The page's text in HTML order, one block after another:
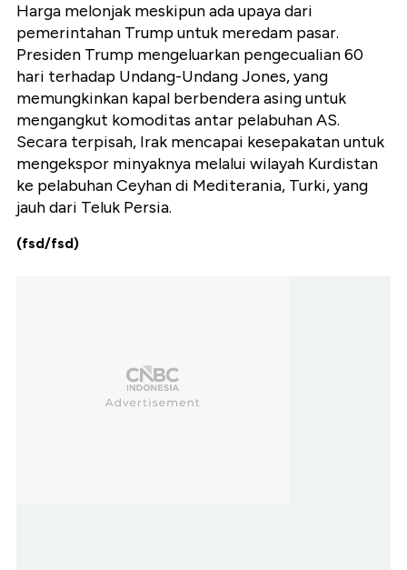
Harga melonjak meskipun ada upaya dari
pemerintahan Trump untuk meredam pasar.
Presiden Trump mengeluarkan pengecualian 60
hari terhadap Undang-Undang Jones, yang
memungkinkan kapal berbendera asing untuk
mengangkut komoditas antar pelabuhan AS.
Secara terpisah, Irak mencapai kesepakatan untuk
mengekspor minyaknya melalui wilayah Kurdistan
ke pelabuhan Ceyhan di Mediterania, Turki, yang
jauh dari Teluk Persia.
(fsd/fsd)